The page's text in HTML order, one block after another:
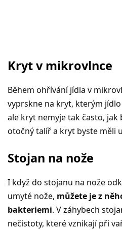
Kryt v mikrovlnce
Během ohřívání jídla v
vyprskne na kryt, kterým
ale kryt nemyje tak často, jak
otočný talíř a kryt byste měli
Stojan na nože
I když do stojanu na nože
umyté nože, můžete je z
bakteriemi. V záhybech
nečistoty, které vznikají při